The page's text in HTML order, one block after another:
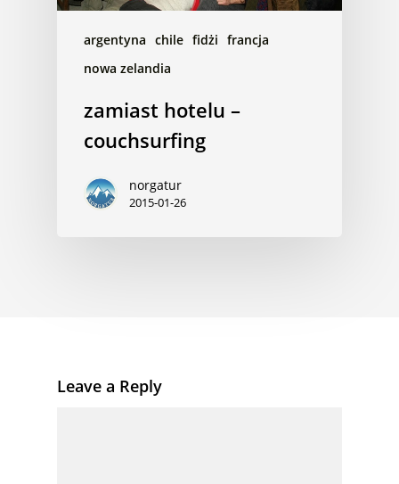
argentyna chile fidżi francja
nowa zelandia
zamiast hotelu –
couchsurfing
norgatur
2015-01-26
Leave a Reply